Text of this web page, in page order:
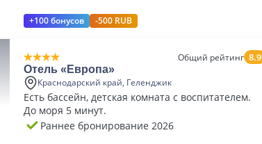
+100 бонусов -500 RUB
Общий рейтинг 8.9
Отель «Европа»
Краснодарский край, Геленджик
Есть бассейн, детская комната с воспитателем.
До моря 5 минут.
Раннее бронирование 2026